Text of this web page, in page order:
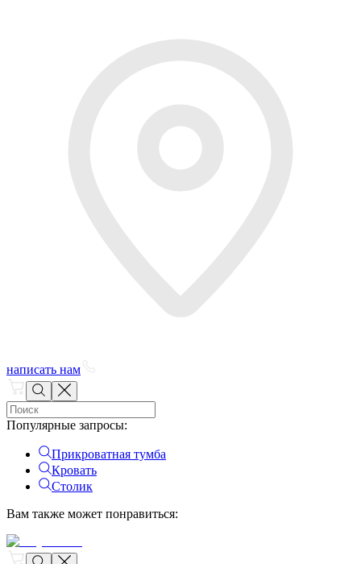
написать нам
Популярные запросы:
Прикроватная тумба
Кровать
Столик
Вам также может понравиться: